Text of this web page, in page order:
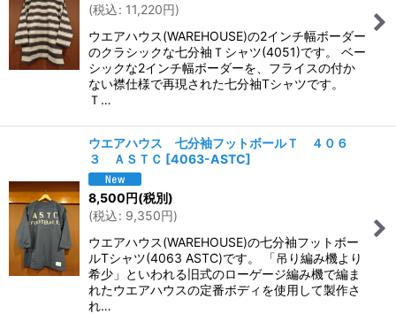
(税込: 11,220円)
ウエアハウス(WAREHOUSE)の2インチ幅ボーダー
のクラシックな七分袖Ｔシャツ(4051)です。 ベー
シックな2インチ幅ボーダーを、フライスの付か
ない襟仕様で再現された七分袖Tシャツです。
Ｔ…
ウエアハウス 七分袖フットボールＴ ４０６
３ ＡＳＴＣ [4063-ASTC]
8,500円(税別)
(税込: 9,350円)
ウエアハウス(WAREHOUSE)の七分袖フットボー
ルTシャツ(4063 ASTC)です。 「吊り編み機より
希少」といわれる旧式のローゲージ編み機で編ま
れたウエアハウスの定番ボディを使用して製作さ
れ…